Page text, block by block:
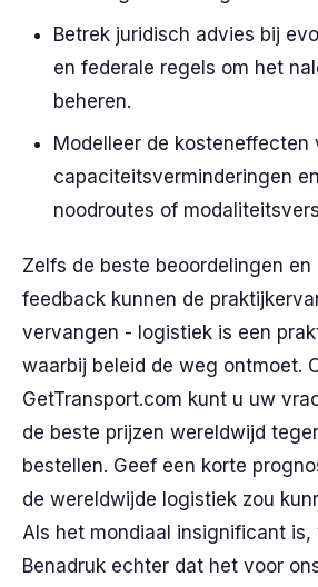
Betrek juridisch advies bij
en federale regels om het
beheren.
Modelleer de kosteneffecten
capaciteitsverminderingen
noodroutes of
Zelfs de beste beoordelingen en
feedback kunnen de
vervangen - logistiek is een
waarbij beleid de weg ontmoet.
GetTransport.com kunt u uw
de beste prijzen wereldwijd
bestellen. Geef een korte
de wereldwijde logistiek zou
Als het mondiaal insignificant is,
Benadruk echter dat het voor